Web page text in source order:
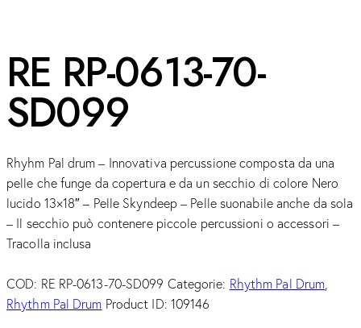
RE RP-0613-70-
SD099
Rhyhm Pal drum – Innovativa percussione composta da una
pelle che funge da copertura e da un secchio di colore Nero
lucido 13×18″ – Pelle Skyndeep – Pelle suonabile anche da sola
– Il secchio può contenere piccole percussioni o accessori –
Tracolla inclusa
COD: RE RP-0613-70-SD099 Categorie: Rhythm Pal Drum,
Rhythm Pal Drum Product ID: 109146